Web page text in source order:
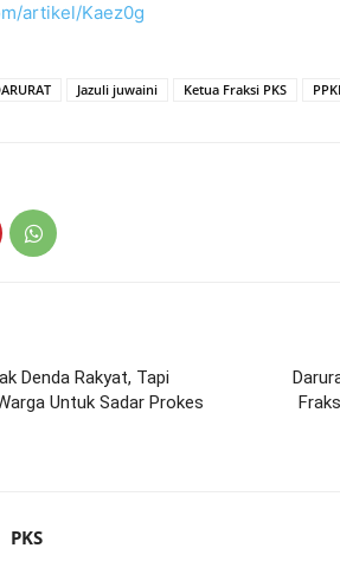
artikel/Kaez0g
Jazuli juwaini Ketua Fraksi PKS
Denda Rakyat, Tapi
Untuk Sadar Prokes
PKS